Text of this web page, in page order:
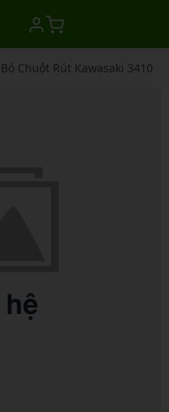
Bó Chuột Rút Kawasaki 3410